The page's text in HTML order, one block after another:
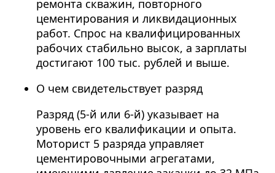
ремонта скважин, повторного
цементирования и ликвидационных
работ. Спрос на квалифицированных
рабочих стабильно высок, а зарплаты
достигают 100 тыс. рублей и выше.
О чем свидетельствует разряд
Разряд (5-й или 6-й) указывает на
уровень его квалификации и опыта.
Моторист 5 разряда управляет
цементировочными агрегатами,